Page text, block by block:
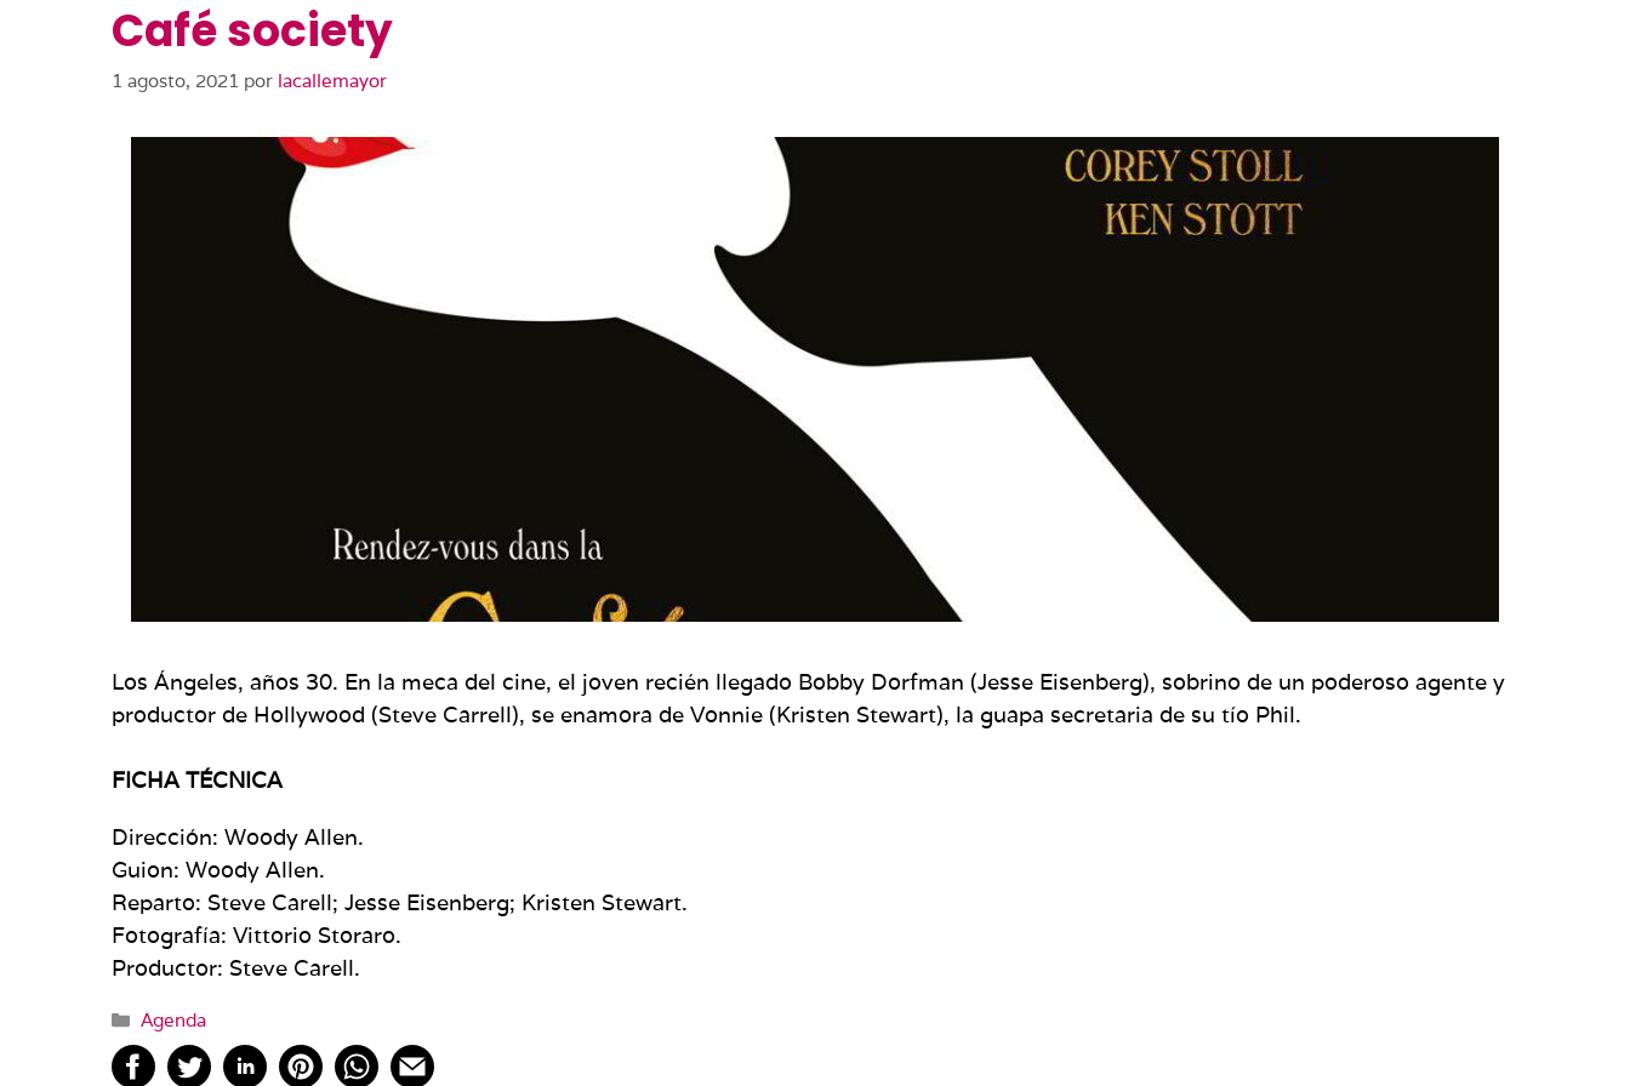
Café society
1 agosto, 2021 por lacallemayor
Los Ángeles, años 30. En la meca del cine, el joven recién llegado Bobby Dorfman (Jesse Eisenberg), sobrino de un poderoso agente y
productor de Hollywood (Steve Carrell), se enamora de Vonnie (Kristen Stewart), la guapa secretaria de su tío Phil.
FICHA TÉCNICA
Dirección: Woody Allen.
Guion: Woody Allen.
Reparto: Steve Carell; Jesse Eisenberg; Kristen Stewart.
Fotografía: Vittorio Storaro.
Productor: Steve Carell.
Categorías
Agenda